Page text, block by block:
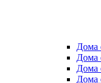
Дома
Дома
Дома
Дома